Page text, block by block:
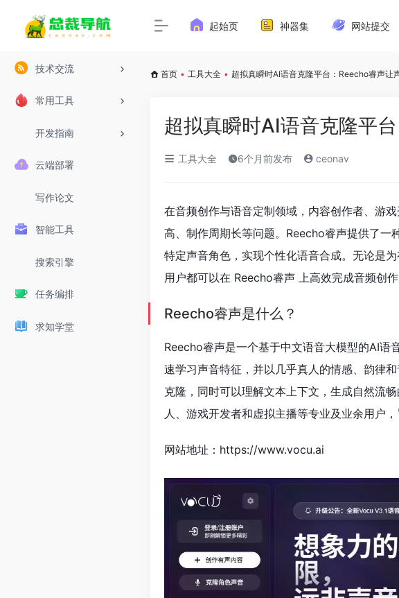
技术交流
常用工具
开发指南
云端部署
写作论文
智能工具
搜索引擎
任务编排
求知学堂
起始页 神器集 网站提交
首页 • 工具大全 • 超拟真瞬时AI语音克隆平台：Reecho睿声让
超拟真瞬时AI语音克隆平
工具大全 6个月前发布 ceonav
在音频创作与语音定制领域，内容创作者、游
高、制作周期长等问题。Reecho睿声提供了一
特定声音角色，实现个性化语音合成。无论是
用户都可以在 Reecho睿声 上高效完成音频创
Reecho睿声是什么？
Reecho睿声是一个基于中文语音大模型的AI语
速学习声音特征，并以几乎真人的情感、韵律
克隆，同时可以理解文本上下文，生成自然流
人、游戏开发者和虚拟主播等专业及业余用户
网站地址：https://www.vocu.ai